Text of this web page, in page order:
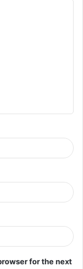
for the next